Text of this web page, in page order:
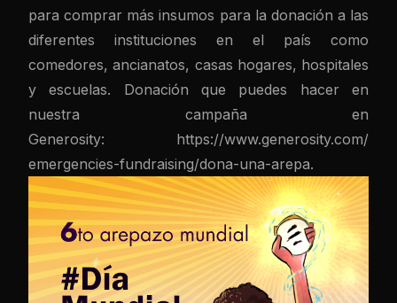
para comprar más insumos para la donación a las
diferentes instituciones en el país como
comedores, ancianatos, casas hogares, hospitales
y escuelas. Donación que puedes hacer en
nuestra campaña en
Generosity: https://www.generosity.com/
emergencies-fundraising/dona-una-arepa.